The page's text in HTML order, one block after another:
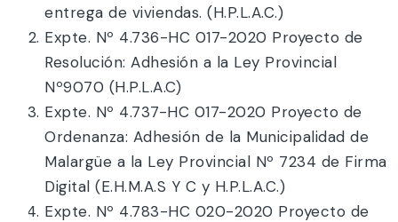
entrega de viviendas. (H.P.L.A.C.)
Expte. Nº 4.736-HC 017-2020 Proyecto de
Resolución: Adhesión a la Ley Provincial
Nº9070 (H.P.L.A.C)
Expte. Nº 4.737-HC 017-2020 Proyecto de
Ordenanza: Adhesión de la Municipalidad de
Malargüe a la Ley Provincial Nº 7234 de Firma
Digital (E.H.M.A.S Y C y H.P.L.A.C.)
Expte. Nº 4.783-HC 020-2020 Proyecto de